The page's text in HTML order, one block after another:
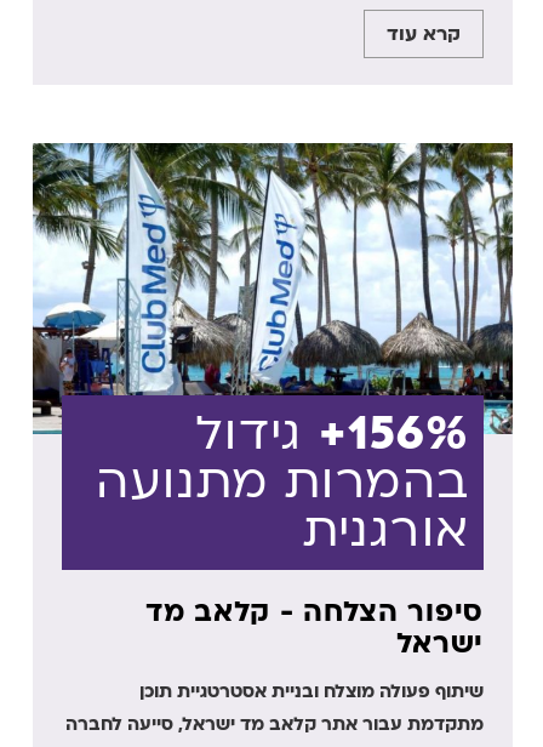
קרא עוד
156%+ גידול
בהמרות מתנועה
אורגנית
סיפור הצלחה - קלאב מד
ישראל
שיתוף פעולה מוצלח ובניית אסטרטגיית תוכן
מתקדמת עבור אתר קלאב מד ישראל, סייעה לחברה